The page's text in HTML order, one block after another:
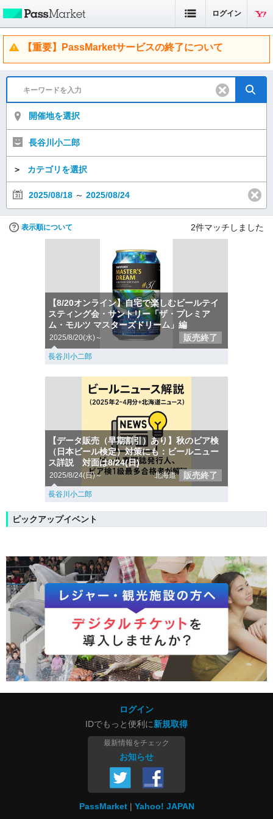
ログイン
【重要】PassMarketサービスの終了について
開催地を選択
長谷川小二郎
＞ カテゴリを選択
2025/08/18 ～ 2025/08/24
表示順について 2件マッチしました
【8/20オンライン】自宅で楽しむビールテイ
スティング会・サントリー「ザ・プレミア
ム・モルツ マスターズドリーム」編
2025/8/20(水)～ 販売終了
長谷川小二郎
【データ販売（早期割引）あり】秋のビア検
（日本ビール検定）対策にも：ビールニュー
ス詳説 対面は8/24(日)
2025/8/24(日)～ 北海道 販売終了
長谷川小二郎
ピックアップイベント
ログイン
IDでもっと便利に新規取得
最新情報をチェック
お知らせ
PassMarket Yahoo! JAPAN